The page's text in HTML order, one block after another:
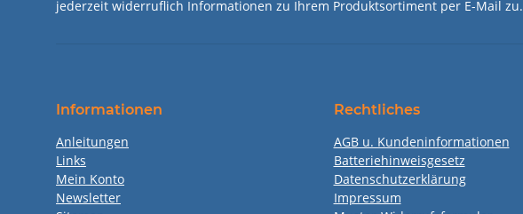
jederzeit widerruflich Informationen zu Ihrem Produktsortiment per E-Mail zu.
Informationen
Anleitungen
Links
Mein Konto
Newsletter
Rechtliches
AGB u. Kundeninformationen
Batteriehinweisgesetz
Datenschutzerklärung
Impressum